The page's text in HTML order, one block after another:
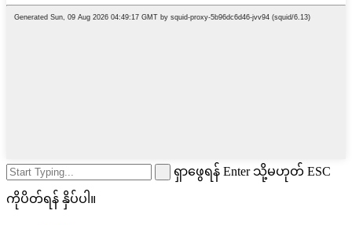
ရှာဖွေရန် Enter သို့မဟုတ် ESC
ကိုပိတ်ရန် နှိပ်ပါ။